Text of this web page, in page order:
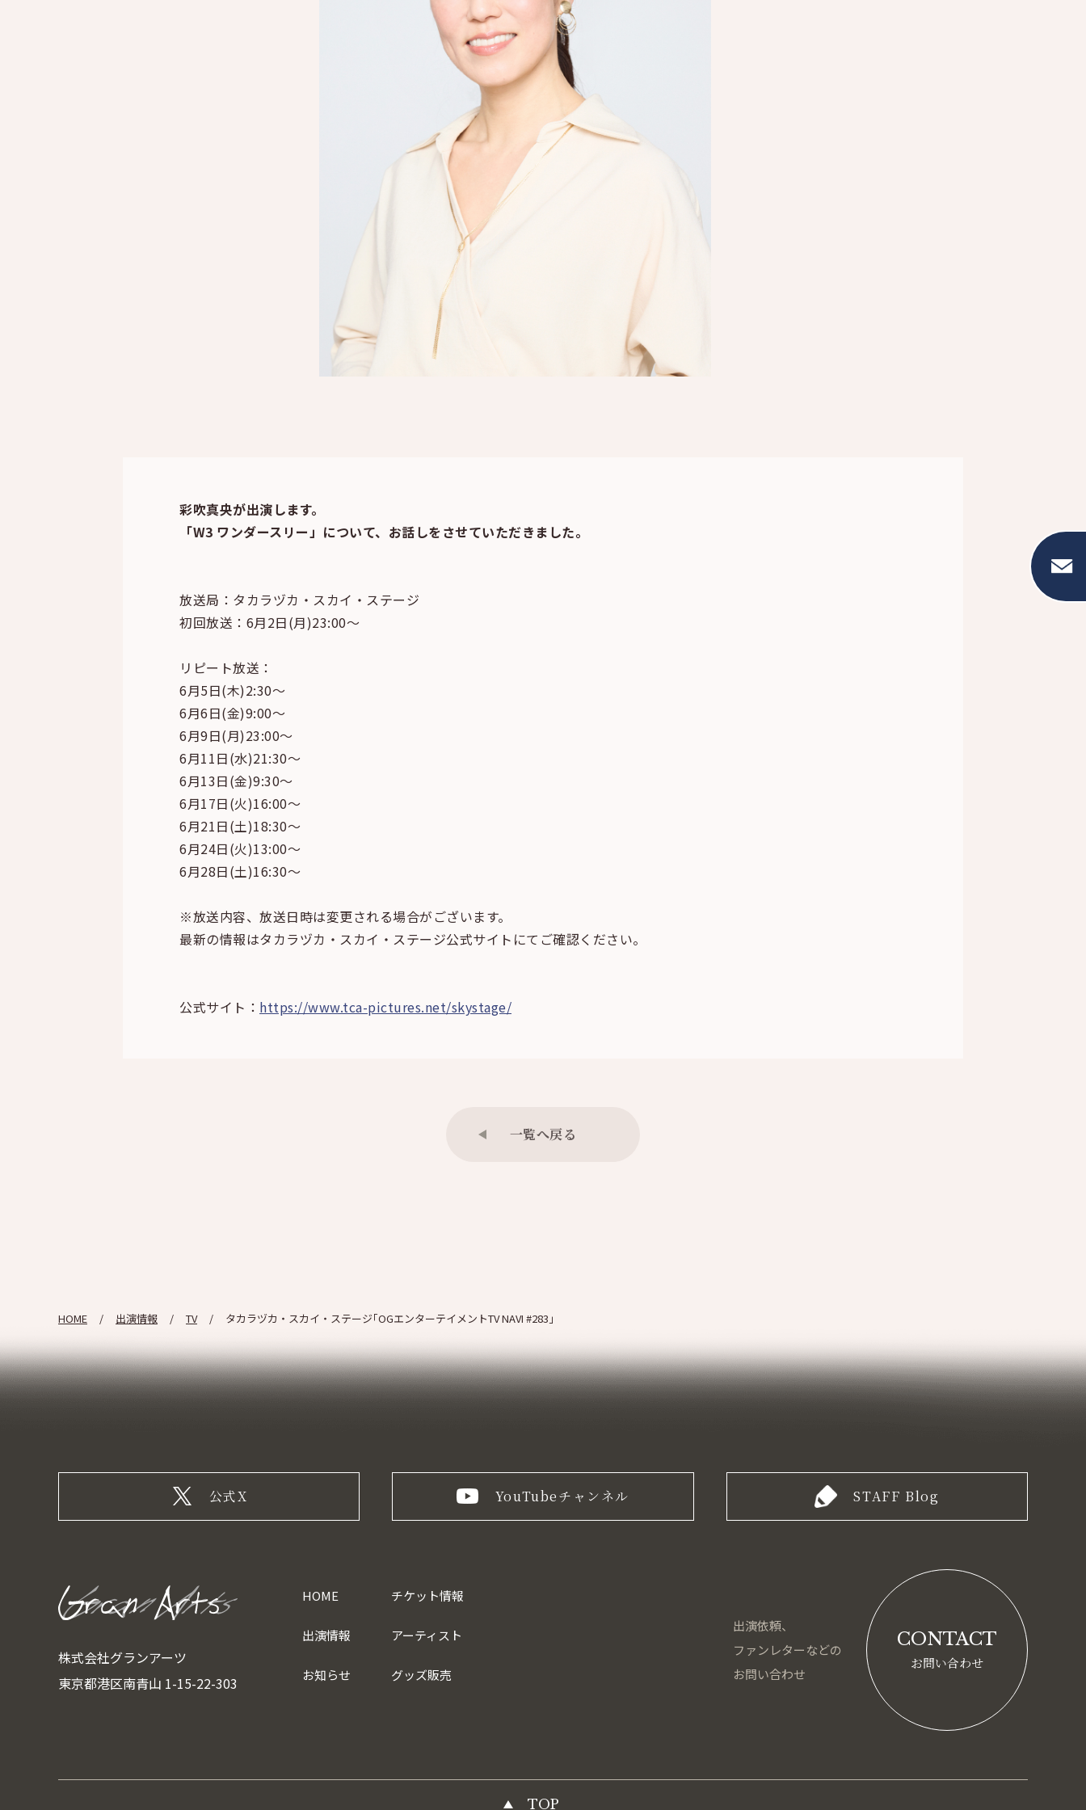
彩吹真央が出演します。
「W3 ワンダースリー」について、お話しをさせていただきました。
放送局：タカラヅカ・スカイ・ステージ
初回放送：6月2日(月)23:00～
リピート放送：
6月5日(木)2:30～
6月6日(金)9:00～
6月9日(月)23:00～
6月11日(水)21:30～
6月13日(金)9:30～
6月17日(火)16:00～
6月21日(土)18:30～
6月24日(火)13:00～
6月28日(土)16:30～
※放送内容、放送日時は変更される場合がございます。
最新の情報はタカラヅカ・スカイ・ステージ公式サイトにてご確認ください。
公式サイト： https://www.tca-pictures.net/skystage/
一覧へ戻る
HOME 出演情報 TV タカラヅカ・スカイ・ステージ｢OGエンターテイメントTV NAVI #283｣
公式X YouTubeチャンネル STAFF Blog
株式会社グランアーツ
東京都港区南青山 1-15-22-303
HOME
出演情報
お知らせ
チケット情報
アーティスト
グッズ販売
出演依頼、
ファンレターなどの
お問い合わせ
CONTACT
お問い合わせ
TOP